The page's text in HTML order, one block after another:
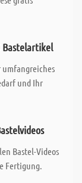
Bastelartikel
umfangreiches
und Ihr
Bastel-Videos
Fertigung.